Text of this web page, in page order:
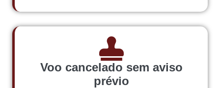
Voo cancelado sem aviso
prévio